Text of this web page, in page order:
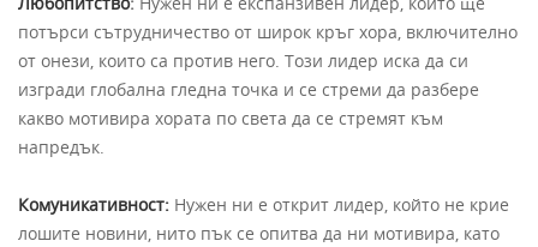
потърси сътрудничество от широк кръг хора, включително
от онези, които са против него. Този лидер иска да си
изгради глобална гледна точка и се стреми да разбере
какво мотивира хората по света да се стремят към
напредък.
Комуникативност: Нужен ни е открит лидер, който не крие
лошите новини, нито пък се опитва да ни мотивира, като